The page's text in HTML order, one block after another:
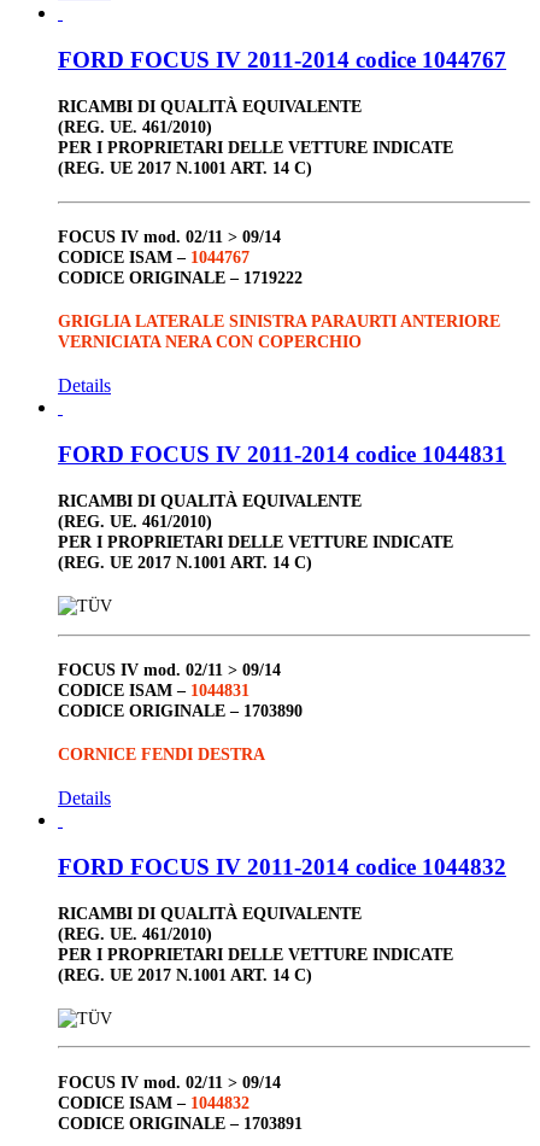
FORD FOCUS IV 2011-2014 codice 1044767
RICAMBI DI QUALITÀ EQUIVALENTE
(REG. UE. 461/2010)
PER I PROPRIETARI DELLE VETTURE INDICATE
(REG. UE 2017 N.1001 ART. 14 C)
FOCUS IV mod. 02/11 > 09/14
CODICE ISAM – 1044767
CODICE ORIGINALE – 1719222
GRIGLIA LATERALE SINISTRA PARAURTI ANTERIORE
VERNICIATA NERA CON COPERCHIO
Details
FORD FOCUS IV 2011-2014 codice 1044831
RICAMBI DI QUALITÀ EQUIVALENTE
(REG. UE. 461/2010)
PER I PROPRIETARI DELLE VETTURE INDICATE
(REG. UE 2017 N.1001 ART. 14 C)
FOCUS IV mod. 02/11 > 09/14
CODICE ISAM – 1044831
CODICE ORIGINALE – 1703890
CORNICE FENDI DESTRA
Details
FORD FOCUS IV 2011-2014 codice 1044832
RICAMBI DI QUALITÀ EQUIVALENTE
(REG. UE. 461/2010)
PER I PROPRIETARI DELLE VETTURE INDICATE
(REG. UE 2017 N.1001 ART. 14 C)
FOCUS IV mod. 02/11 > 09/14
CODICE ISAM – 1044832
CODICE ORIGINALE – 1703891